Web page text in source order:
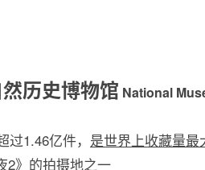
历史博物馆 National
1.46亿件， 是世界上收藏量
2》的拍摄地之一